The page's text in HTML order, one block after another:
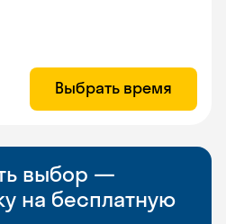
Выбрать время
выбор —
на бесплатную